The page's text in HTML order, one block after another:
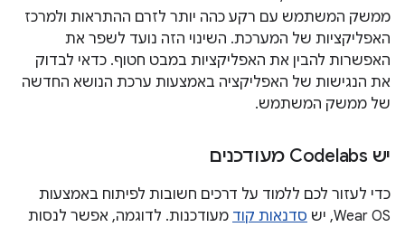
ממשק המשתמש עם רקע כהה יותר לזרם ההתראות ולמרכז
האפליקציות של המערכת. השינוי הזה נועד לשפר את
האפשרות להבין את האפליקציות במבט חטוף. כדאי לבדוק
את הנגישות של האפליקציה באמצעות ערכת הנושא החדשה
של ממשק המשתמש.
יש Codelabs מעודכנים
כדי לעזור לכם ללמוד על דרכים חשובות לפיתוח באמצעות
Wear OS, יש
סדנאות קוד מעודכנות. לדוגמה, אפשר לנסות